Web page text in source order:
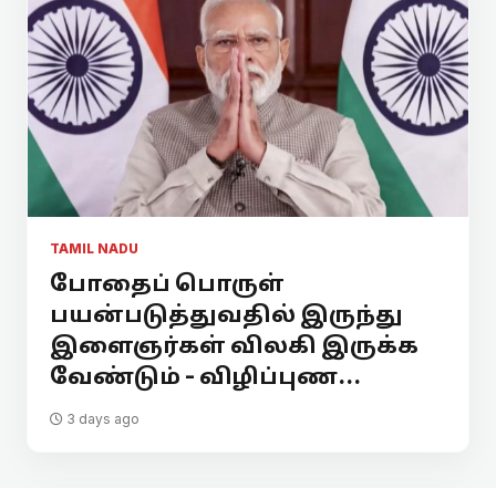
TAMIL NADU
போதைப் பொருள்
பயன்படுத்துவதில் இருந்து
இளைஞர்கள் விலகி இருக்க
வேண்டும் - விழிப்புண...
3 days ago